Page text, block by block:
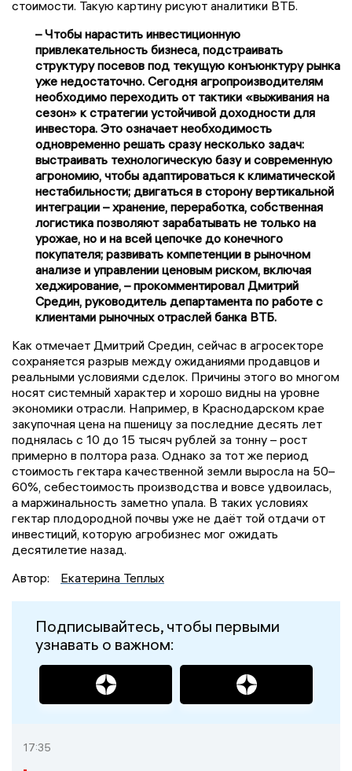
стоимости. Такую картину рисуют аналитики ВТБ.
– Чтобы нарастить инвестиционную
привлекательность бизнеса, подстраивать
структуру посевов под текущую конъюнктуру рынка
уже недостаточно. Сегодня агропроизводителям
необходимо переходить от тактики «выживания на
сезон» к стратегии устойчивой доходности для
инвестора. Это означает необходимость
одновременно решать сразу несколько задач:
выстраивать технологическую базу и современную
агрономию, чтобы адаптироваться к климатической
нестабильности; двигаться в сторону вертикальной
интеграции – хранение, переработка, собственная
логистика позволяют зарабатывать не только на
урожае, но и на всей цепочке до конечного
покупателя; развивать компетенции в рыночном
анализе и управлении ценовым риском, включая
хеджирование, – прокомментировал Дмитрий
Средин, руководитель департамента по работе с
клиентами рыночных отраслей банка ВТБ.
Как отмечает Дмитрий Средин, сейчас в агросекторе
сохраняется разрыв между ожиданиями продавцов и
реальными условиями сделок. Причины этого во многом
носят системный характер и хорошо видны на уровне
экономики отрасли. Например, в Краснодарском крае
закупочная цена на пшеницу за последние десять лет
поднялась с 10 до 15 тысяч рублей за тонну – рост
примерно в полтора раза. Однако за тот же период
стоимость гектара качественной земли выросла на 50–
60%, себестоимость производства и вовсе удвоилась,
а маржинальность заметно упала. В таких условиях
гектар плодородной почвы уже не даёт той отдачи от
инвестиций, которую агробизнес мог ожидать
десятилетие назад.
Автор:
Екатерина Теплых
Подписывайтесь, чтобы первыми
узнавать о важном:
17:35